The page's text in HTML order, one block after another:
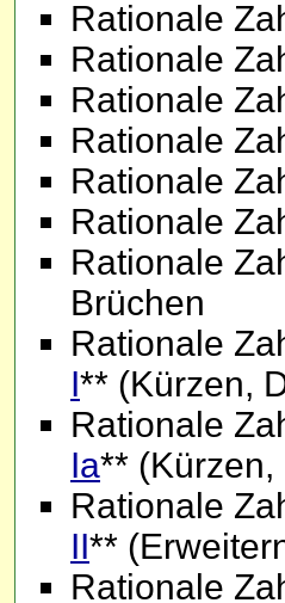
Rationale
Rationale
Rationale
Rationale
Rationale
Rationale
Rationale
Brüchen
Rationale
I** (Kürzen,
Rationale
Ia** (Kürzen,
Rationale
II**
Rationale